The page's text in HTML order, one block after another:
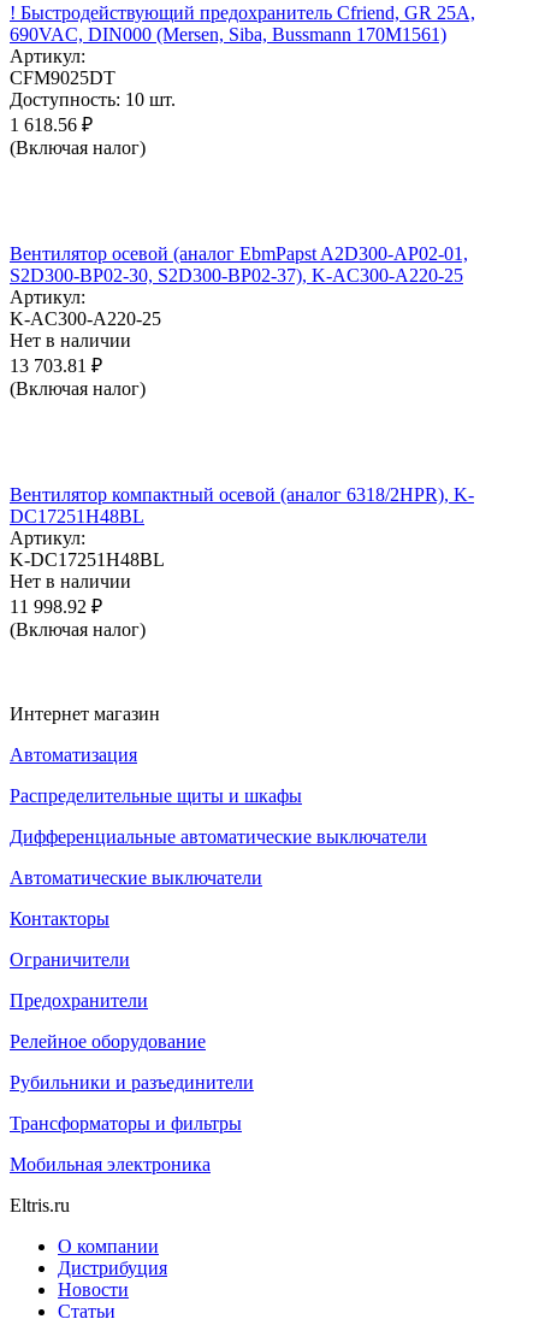
! Быстродействующий предохранитель Cfriend, GR 25А,
690VAC, DIN000 (Mersen, Siba, Bussmann 170M1561)
Артикул:
CFM9025DT
Доступность: 10 шт.
1 618.56 ₽
(Включая налог)
Вентилятор осевой (аналог EbmPapst A2D300-AP02-01,
S2D300-BP02-30, S2D300-BP02-37), K-AC300-A220-25
Артикул:
K-AC300-A220-25
Нет в наличии
13 703.81 ₽
(Включая налог)
Вентилятор компактный осевой (аналог 6318/2HPR), K-
DC17251H48BL
Артикул:
K-DC17251H48BL
Нет в наличии
11 998.92 ₽
(Включая налог)
Интернет магазин
Автоматизация
Распределительные щиты и шкафы
Дифференциальные автоматические выключатели
Автоматические выключатели
Контакторы
Ограничители
Предохранители
Релейное оборудование
Рубильники и разъединители
Трансформаторы и фильтры
Мобильная электроника
Eltris.ru
О компании
Дистрибуция
Новости
Статьи